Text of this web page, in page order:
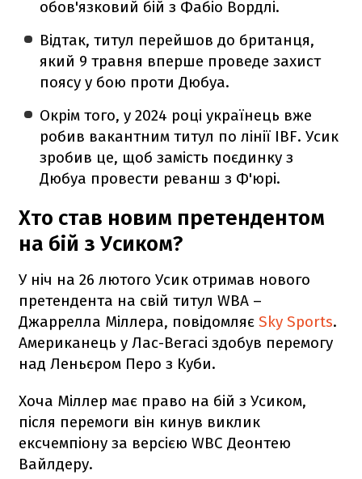
обов'язковий бій з Фабіо Вордлі.
Відтак, титул перейшов до британця,
який 9 травня вперше проведе захист
поясу у бою проти Дюбуа.
Окрім того, у 2024 році українець вже
робив вакантним титул по лінії IBF. Усик
зробив це, щоб замість поєдинку з
Дюбуа провести реванш з Ф'юрі.
Хто став новим претендентом
на бій з Усиком?
У ніч на 26 лютого Усик отримав нового
претендента на свій титул WBA –
Джаррелла Міллера, повідомляє Sky Sports.
Американець у Лас-Вегасі здобув перемогу
над Леньєром Перо з Куби.
Хоча Міллер має право на бій з Усиком,
після перемоги він кинув виклик
ексчемпіону за версією WBC Деонтею
Вайлдеру.